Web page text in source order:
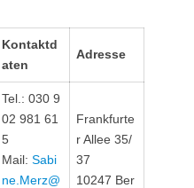
Kontaktd
aten
Adresse
Tel.: 030 9
02 981 61
5
Mail: Sabi
ne.Merz@
Frankfurte
r Allee 35/
37
10247 Ber